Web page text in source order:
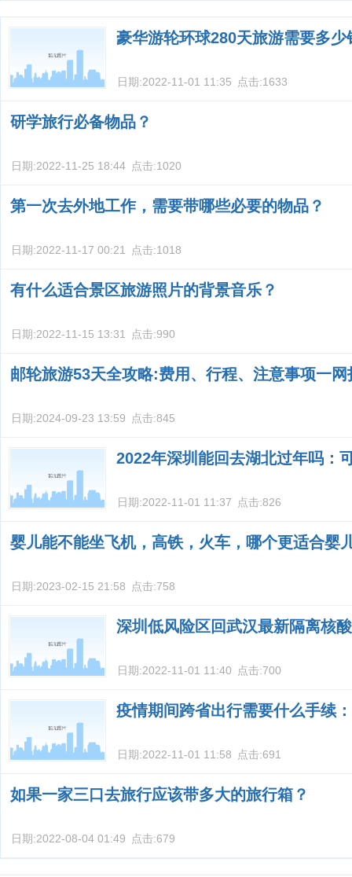
豪华游轮环球280天旅游需要多少
日期:2022-11-01 11:35 点击:1633
研学旅行必备物品？
日期:2022-11-25 18:44 点击:1020
第一次去外地工作，需要带哪些必要的物品？
日期:2022-11-17 00:21 点击:1018
有什么适合景区旅游照片的背景音乐？
日期:2022-11-15 13:31 点击:990
邮轮旅游53天全攻略:费用、行程、注意事项一网
日期:2024-09-23 13:59 点击:845
2022年深圳能回去湖北过年吗：
日期:2022-11-01 11:37 点击:826
婴儿能不能坐飞机，高铁，火车，哪个更适合婴
日期:2023-02-15 21:58 点击:758
深圳低风险区回武汉最新隔离核
日期:2022-11-01 11:40 点击:700
疫情期间跨省出行需要什么手续
日期:2022-11-01 11:58 点击:691
如果一家三口去旅行应该带多大的旅行箱？
日期:2022-08-04 01:49 点击:679